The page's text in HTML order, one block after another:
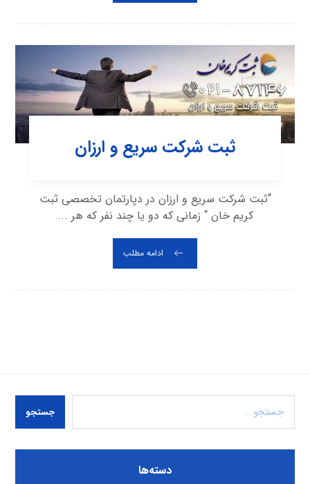
ثبت شرکت سریع و ارزان
“ثبت شرکت سریع و ارزان در دپارتمان تخصصی ثبت
کریم خان “ زمانی که دو یا چند نفر که هر ...
ادامه مطلب
جستجو
دسته‌ها